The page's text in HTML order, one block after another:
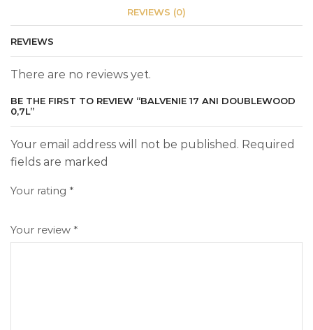
REVIEWS (0)
REVIEWS
There are no reviews yet.
BE THE FIRST TO REVIEW “BALVENIE 17 ANI DOUBLEWOOD
0,7L”
Your email address will not be published. Required
fields are marked
Your rating *
Your review *